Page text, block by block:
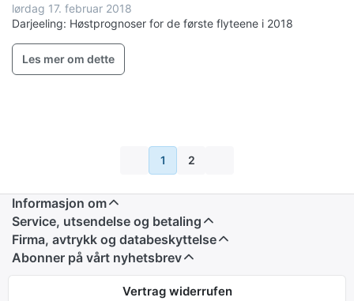
lørdag 17. februar 2018
Darjeeling: Høstprognoser for de første flyteene i 2018
Les mer om dette
1 2
Informasjon om
Service, utsendelse og betaling
Firma, avtrykk og databeskyttelse
Abonner på vårt nyhetsbrev
Vertrag widerrufen